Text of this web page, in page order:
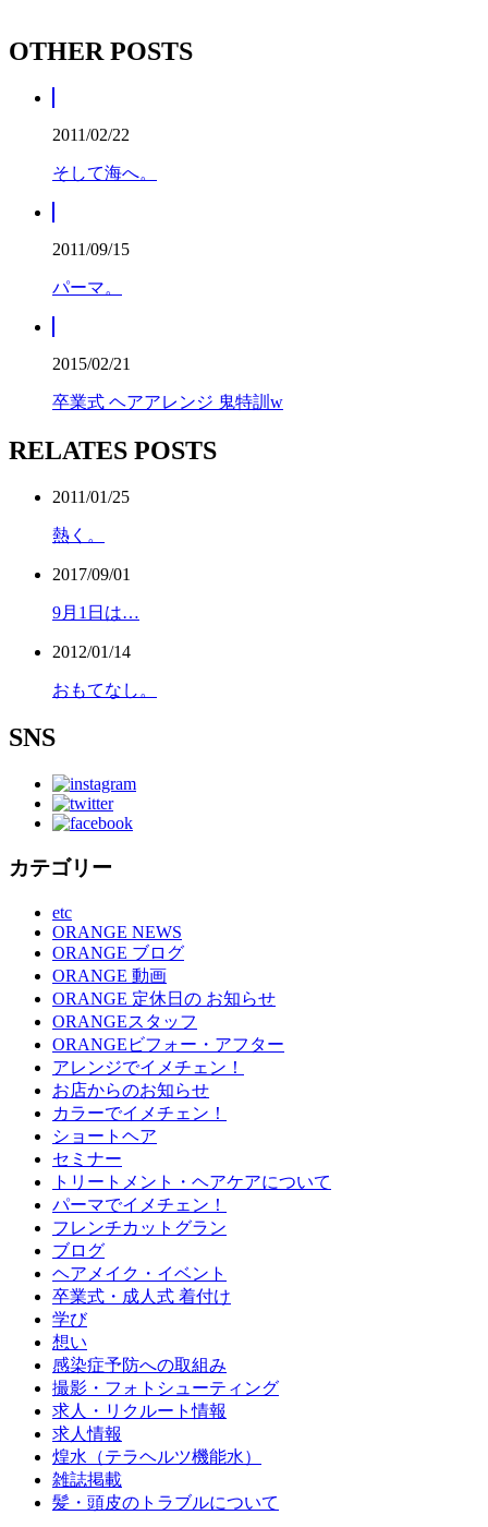
OTHER POSTS
2011/02/22
そして海へ。
2011/09/15
パーマ。
2015/02/21
卒業式 ヘアアレンジ 鬼特訓w
RELATES POSTS
2011/01/25
熱く。
2017/09/01
9月1日は…
2012/01/14
おもてなし。
SNS
カテゴリー
etc
ORANGE NEWS
ORANGE ブログ
ORANGE 動画
ORANGE 定休日の お知らせ
ORANGEスタッフ
ORANGEビフォー・アフター
アレンジでイメチェン！
お店からのお知らせ
カラーでイメチェン！
ショートヘア
セミナー
トリートメント・ヘアケアについて
パーマでイメチェン！
フレンチカットグラン
ブログ
ヘアメイク・イベント
卒業式・成人式 着付け
学び
想い
感染症予防への取組み
撮影・フォトシューティング
求人・リクルート情報
求人情報
煌水（テラヘルツ機能水）
雑誌掲載
髪・頭皮のトラブルについて